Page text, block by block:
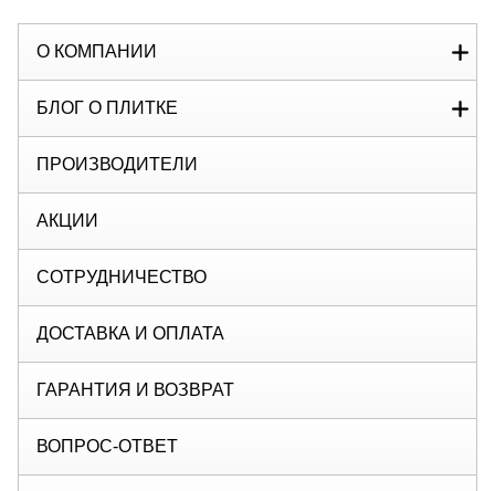
О КОМПАНИИ
БЛОГ О ПЛИТКЕ
ПРОИЗВОДИТЕЛИ
АКЦИИ
СОТРУДНИЧЕСТВО
ДОСТАВКА И ОПЛАТА
ГАРАНТИЯ И ВОЗВРАТ
ВОПРОС-ОТВЕТ